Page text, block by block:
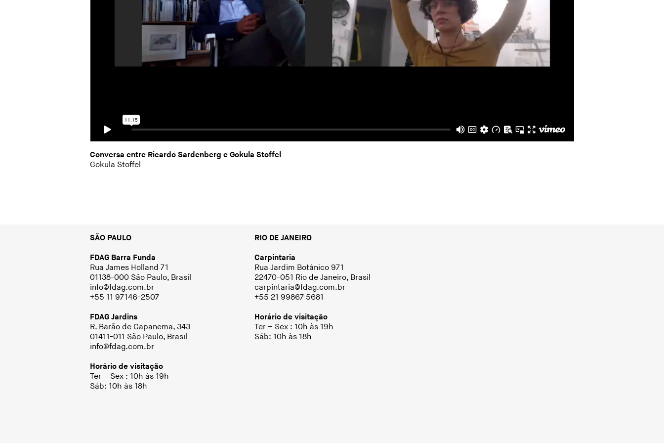
Conversa entre Ricardo Sardenberg e Gokula Stoffel
Gokula Stoffel
SÃO PAULO
FDAG Barra Funda
Rua James Holland 71
01138-000 São Paulo, Brasil
info@fdag.com.br
+55 11 97146-2507
FDAG Jardins
R. Barão de Capanema, 343
01411-011 São Paulo, Brasil
info@fdag.com.br
Horário de visitação
Ter – Sex : 10h às 19h
Sáb: 10h às 18h
RIO DE JANEIRO
Carpintaria
Rua Jardim Botânico 971
22470-051 Rio de Janeiro, Brasil
carpintaria@fdag.com.br
+55 21 99867 5681
Horário de visitação
Ter – Sex : 10h às 19h
Sáb: 10h às 18h